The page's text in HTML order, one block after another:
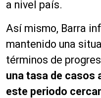
a nivel país.
Así mismo, Barra
mantenido una
términos de
una tasa de casos
este periodo